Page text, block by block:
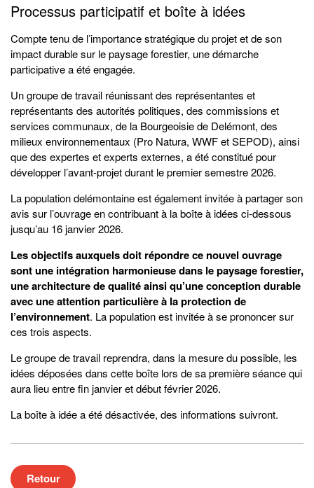
Processus participatif et boîte à idées
Compte tenu de l’importance stratégique du projet et de son
impact durable sur le paysage forestier, une démarche
participative a été engagée.
Un groupe de travail réunissant des représentantes et
représentants des autorités politiques, des commissions et
services communaux, de la Bourgeoisie de Delémont, des
milieux environnementaux (Pro Natura, WWF et SEPOD), ainsi
que des expertes et experts externes, a été constitué pour
développer l’avant-projet durant le premier semestre 2026.
La population delémontaine est également invitée à partager son
avis sur l’ouvrage en contribuant à la boîte à idées ci-dessous
jusqu’au 16 janvier 2026.
Les objectifs auxquels doit répondre ce nouvel ouvrage
sont une intégration harmonieuse dans le paysage forestier,
une architecture de qualité ainsi qu’une conception durable
avec une attention particulière à la protection de
l’environnement. La population est invitée à se prononcer sur
ces trois aspects.
Le groupe de travail reprendra, dans la mesure du possible, les
idées déposées dans cette boîte lors de sa première séance qui
aura lieu entre fin janvier et début février 2026.
La boîte à idée a été désactivée, des informations suivront.
Retour